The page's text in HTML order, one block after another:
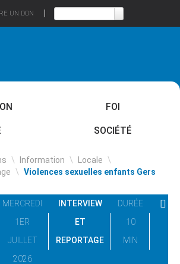
UN DON
FOI
SOCIÉTÉ
\ Information \ Locale \
\ Violences sexuelles enfants Gers
MERCREDI
1ER
JUILLET
2026
INTERVIEW
ET
REPORTAGE
DURÉE
10
MIN